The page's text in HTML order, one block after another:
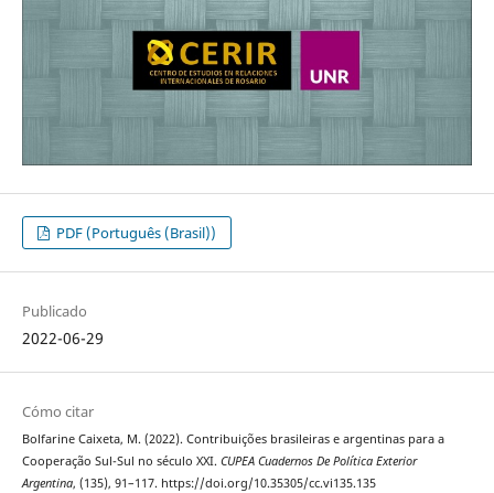
PDF (Português (Brasil))
Publicado
2022-06-29
Cómo citar
Bolfarine Caixeta, M. (2022). Contribuições brasileiras e argentinas para a
Cooperação Sul-Sul no século XXI. CUPEA Cuadernos De Política Exterior
Argentina, (135), 91–117. https://doi.org/10.35305/cc.vi135.135